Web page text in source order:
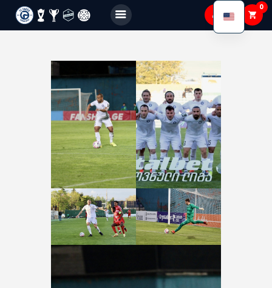
0
About Us
Teams
Academy
Shop
Membership
Gallery